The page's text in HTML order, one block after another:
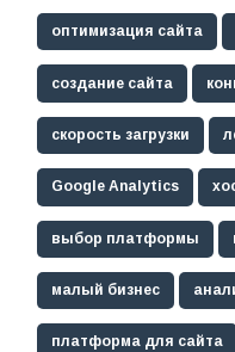
оптимизация сайта
создание сайта
скорость загрузки
Google Analytics
выбор платформы
малый бизнес
платформа для сайта